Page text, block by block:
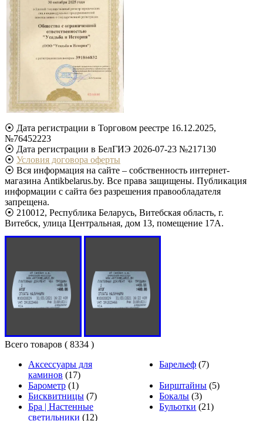
⦿ Дата регистрации в Торговом реестре 16.12.2025,
№76452223
⦿ Дата регистрации в БелГИЭ 2026-07-23 №217130
⦿ Условия договора оферты
⦿ Вся информация на сайте – собственность интернет-
магазина Antikbelarus.by. Все права защищены. Публикация
информации с сайта без разрешения правообладателя
запрещена.
⦿ 210012, Республика Беларусь, Витебская область, г.
Витебск, улица Центральная, дом 13, помещение 17А.
Всего товаров ( 8334 )
Аксессуары для
каминов (17)
Барельеф (7)
Барометр (1) Бирштайны (5)
Бисквитницы (7) Бокалы (3)
Бра | Настенные
светильники (12)
Бульотки (21)